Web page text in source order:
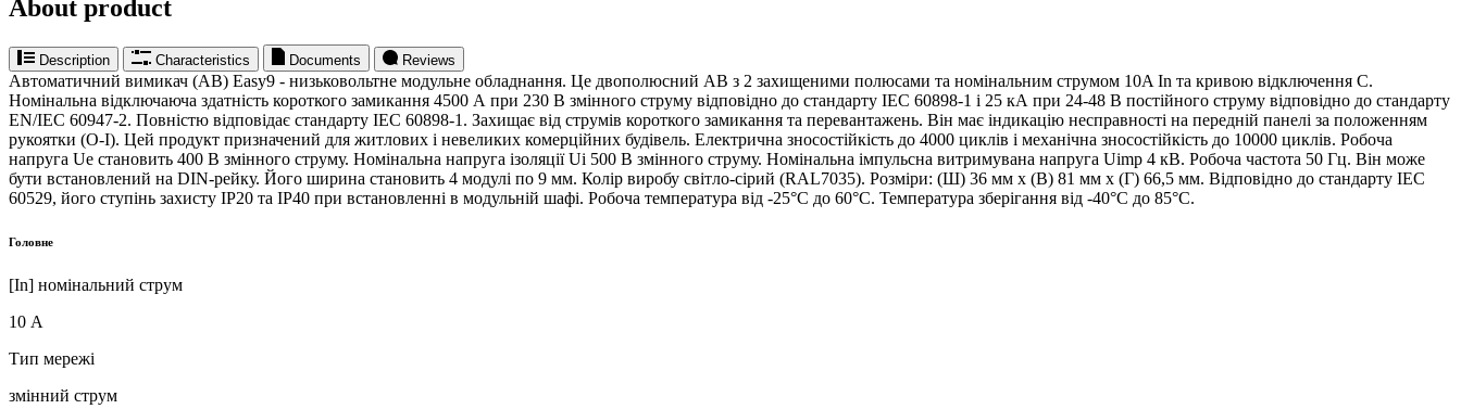
About product
Description Characteristics Documents Reviews
Автоматичний вимикач (АВ) Easy9 - низьковольтне модульне обладнання. Це двополюсний АВ з 2 захищеними полюсами та номінальним струмом 10A In та кривою відключення C.
Номінальна відключаюча здатність короткого замикання 4500 А при 230 В змінного струму відповідно до стандарту IEC 60898-1 і 25 кА при 24-48 В постійного струму відповідно до стандарту
EN/IEC 60947-2. Повністю відповідає стандарту IEC 60898-1. Захищає від струмів короткого замикання та перевантажень. Він має індикацію несправності на передній панелі за положенням
рукоятки (O-I). Цей продукт призначений для житлових і невеликих комерційних будівель. Електрична зносостійкість до 4000 циклів і механічна зносостійкість до 10000 циклів. Робоча
напруга Ue становить 400 В змінного струму. Номінальна напруга ізоляції Ui 500 В змінного струму. Номінальна імпульсна витримувана напруга Uimp 4 кВ. Робоча частота 50 Гц. Він може
бути встановлений на DIN-рейку. Його ширина становить 4 модулі по 9 мм. Колір виробу світло-сірий (RAL7035). Розміри: (Ш) 36 мм x (В) 81 мм x (Г) 66,5 мм. Відповідно до стандарту IEC
60529, його ступінь захисту IP20 та IP40 при встановленні в модульній шафі. Робоча температура від -25°C до 60°C. Температура зберігання від -40°C до 85°C.
Головне
[In] номінальний струм
10 А
Тип мережі
змінний струм